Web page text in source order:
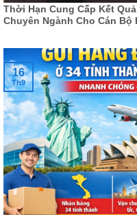
Thời Hạn Cung Cấp Kết
Chuyên Ngành Cho Cán Bộ
16
Th9